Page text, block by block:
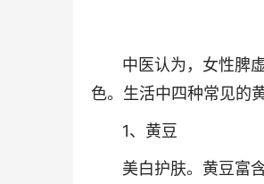
中医认为，女性脾虚
色。生活中四种常见的
1、黄豆
美白护肤。黄豆富含